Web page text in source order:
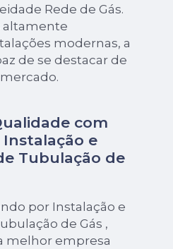
Rede de Gás.
altamente
modernas, a
de se destacar de
com
e
Tubulação de
por Instalação e
de Gás ,
melhor empresa